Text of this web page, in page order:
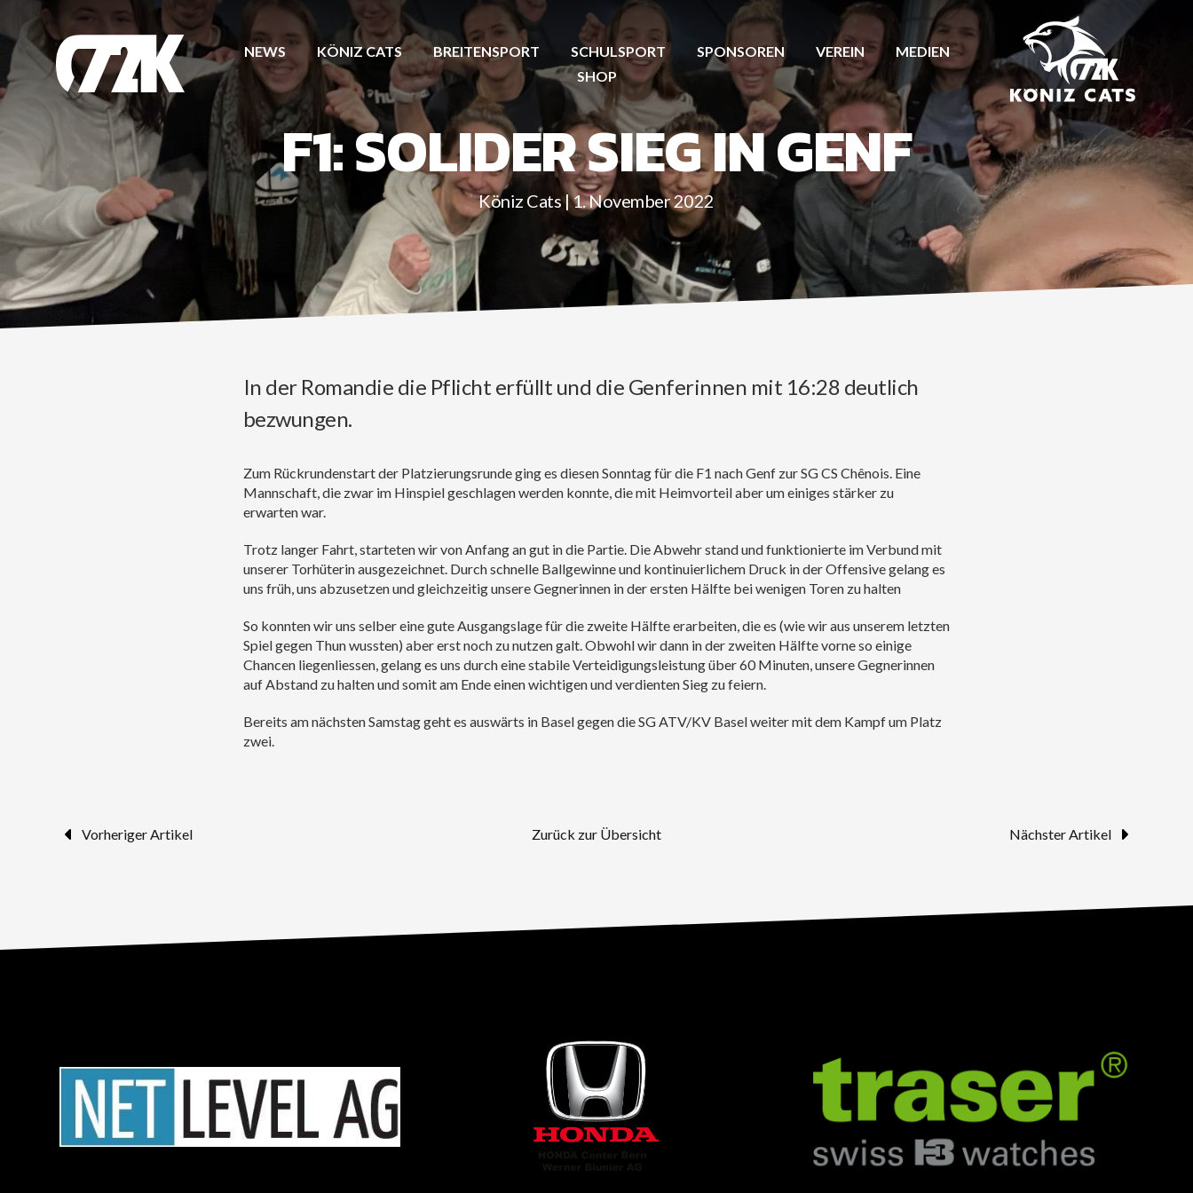
NEWS KÖNIZ CATS BREITENSPORT SCHULSPORT SPONSOREN VEREIN
MEDIEN
SHOP
F1: SOLIDER SIEG IN GENF
Köniz Cats | 1. November 2022
In der Romandie die Pflicht erfüllt und die Genferinnen mit 16:28 deutlich
bezwungen.
Zum Rückrundenstart der Platzierungsrunde ging es diesen Sonntag für die F1 nach Genf zur SG CS Chênois. Eine
Mannschaft, die zwar im Hinspiel geschlagen werden konnte, die mit Heimvorteil aber um einiges stärker zu
erwarten war.
Trotz langer Fahrt, starteten wir von Anfang an gut in die Partie. Die Abwehr stand und funktionierte im Verbund mit
unserer Torhüterin ausgezeichnet. Durch schnelle Ballgewinne und kontinuierlichem Druck in der Offensive gelang es
uns früh, uns abzusetzen und gleichzeitig unsere Gegnerinnen in der ersten Hälfte bei wenigen Toren zu halten
So konnten wir uns selber eine gute Ausgangslage für die zweite Hälfte erarbeiten, die es (wie wir aus unserem letzten
Spiel gegen Thun wussten) aber erst noch zu nutzen galt. Obwohl wir dann in der zweiten Hälfte vorne so einige
Chancen liegenliessen, gelang es uns durch eine stabile Verteidigungsleistung über 60 Minuten, unsere Gegnerinnen
auf Abstand zu halten und somit am Ende einen wichtigen und verdienten Sieg zu feiern.
Bereits am nächsten Samstag geht es auswärts in Basel gegen die SG ATV/KV Basel weiter mit dem Kampf um Platz
zwei.
Vorheriger Artikel Zurück zur Übersicht Nächster Artikel